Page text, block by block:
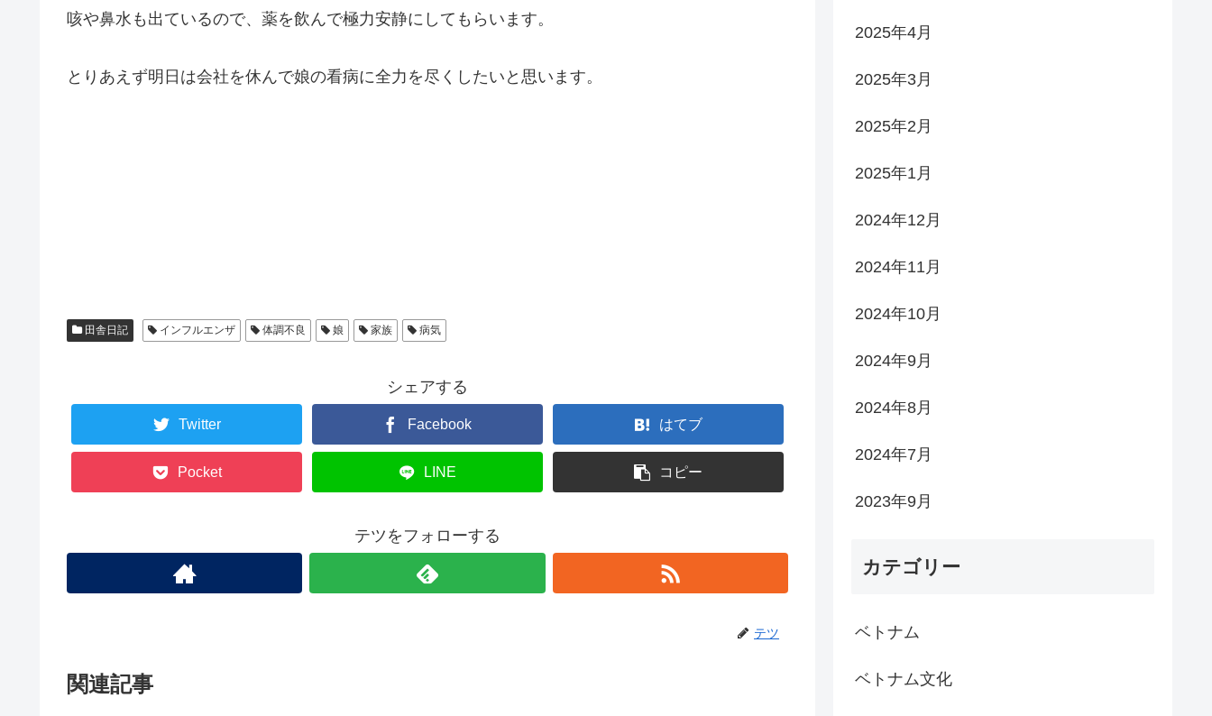
咳や鼻水も出ているので、薬を飲んで極力安静にしてもらいます。
とりあえず明日は会社を休んで娘の看病に全力を尽くしたいと思います。
田舎日記 インフルエンザ 体調不良 娘 家族 病気
シェアする
Twitter Facebook はてブ
Pocket LINE コピー
テツをフォローする
テツ
関連記事
2025年4月
2025年3月
2025年2月
2025年1月
2024年12月
2024年11月
2024年10月
2024年9月
2024年8月
2024年7月
2023年9月
カテゴリー
ベトナム
ベトナム文化